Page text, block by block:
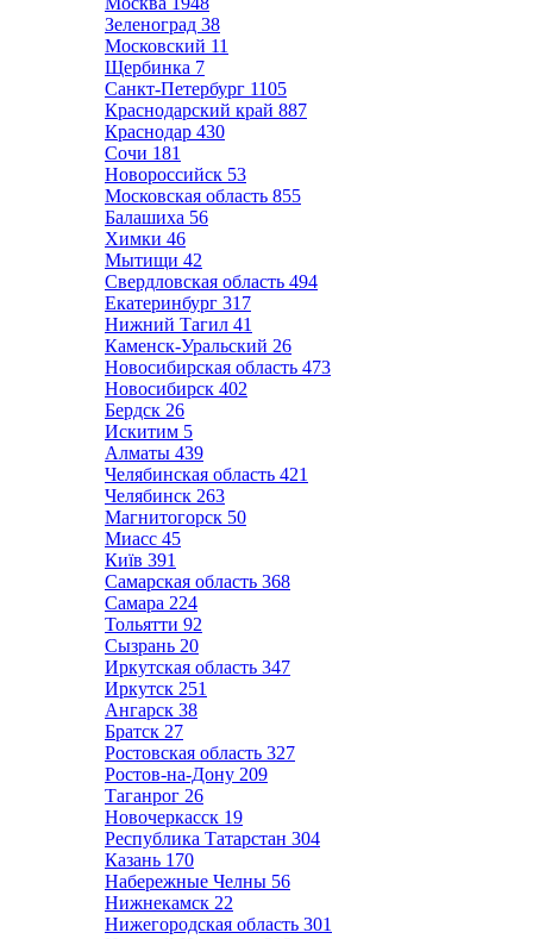
Зеленоград 38
Московский 11
Щербинка 7
Санкт-Петербург 1105
Краснодарский край 887
Краснодар 430
Сочи 181
Новороссийск 53
Московская область 855
Балашиха 56
Химки 46
Мытищи 42
Свердловская область 494
Екатеринбург 317
Нижний Тагил 41
Каменск-Уральский 26
Новосибирская область 473
Новосибирск 402
Бердск 26
Искитим 5
Алматы 439
Челябинская область 421
Челябинск 263
Магнитогорск 50
Миасс 45
Київ 391
Самарская область 368
Самара 224
Тольятти 92
Сызрань 20
Иркутская область 347
Иркутск 251
Ангарск 38
Братск 27
Ростовская область 327
Ростов-на-Дону 209
Таганрог 26
Новочеркасск 19
Республика Татарстан 304
Казань 170
Набережные Челны 56
Нижнекамск 22
Нижегородская область 301